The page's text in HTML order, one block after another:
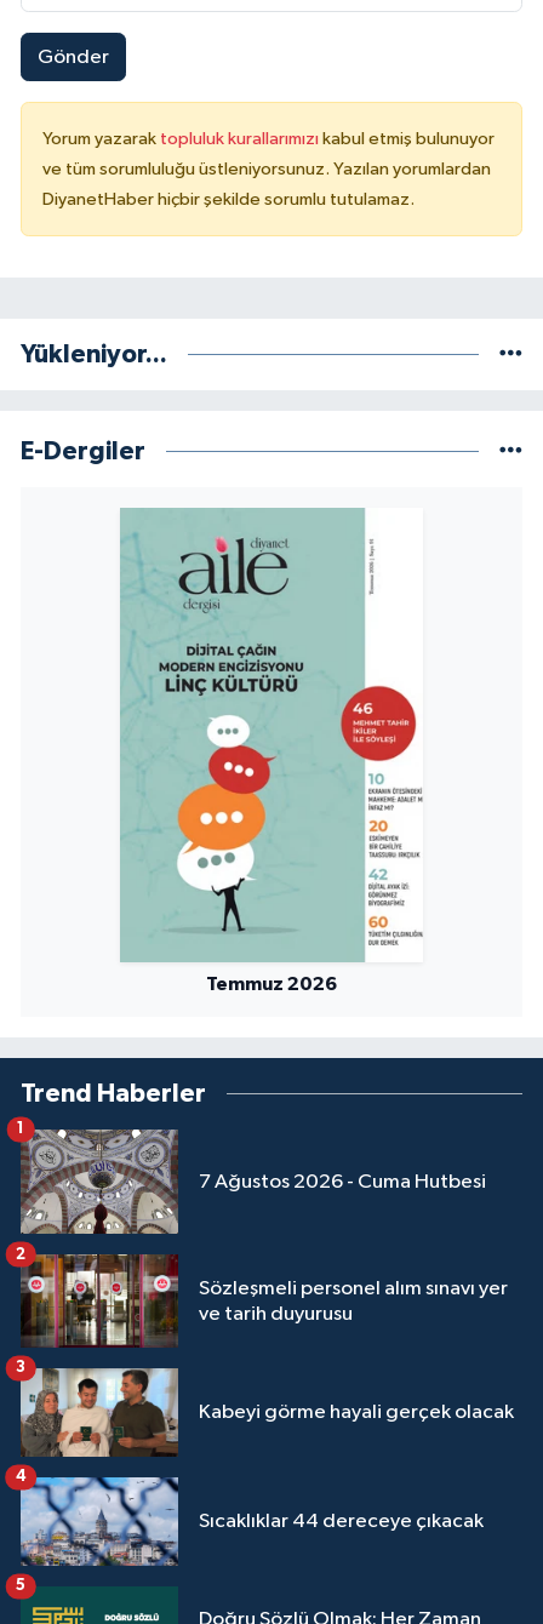
Gönder
Yorum yazarak topluluk kurallarımızı kabul etmiş bulunuyor
ve tüm sorumluluğu üstleniyorsunuz. Yazılan yorumlardan
DiyanetHaber hiçbir şekilde sorumlu tutulamaz.
Yükleniyor...
E-Dergiler
Temmuz 2026
Trend Haberler
7 Ağustos 2026 - Cuma Hutbesi
1
Sözleşmeli personel alım sınavı yer
ve tarih duyurusu
2
Kabeyi görme hayali gerçek olacak
3
Sıcaklıklar 44 dereceye çıkacak
4
Doğru Sözlü Olmak: Her Zaman
5